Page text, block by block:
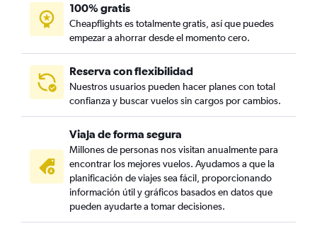
100% gratis
Cheapflights es totalmente gratis, así que puedes
empezar a ahorrar desde el momento cero.
Reserva con flexibilidad
Nuestros usuarios pueden hacer planes con total
confianza y buscar vuelos sin cargos por cambios.
Viaja de forma segura
Millones de personas nos visitan anualmente para
encontrar los mejores vuelos. Ayudamos a que la
planificación de viajes sea fácil, proporcionando
información útil y gráficos basados en datos que
pueden ayudarte a tomar decisiones.